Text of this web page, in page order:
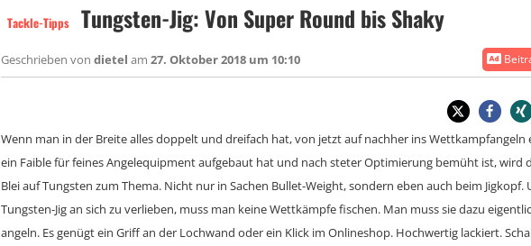
Tackle-Tipps Tungsten-Jig: Von Super Round bis Shaky
Geschrieben von dietel am 27. Oktober 2018 um 10:10
Wenn man in der Breite alles doppelt und dreifach hat, von jetzt auf nachher ins Wettkampfangeln
ein Faible für feines Angelequipment aufgebaut hat und nach steter Optimierung bemüht ist, wird
Blei auf Tungsten zum Thema. Nicht nur in Sachen Bullet-Weight, sondern eben auch beim Jigkopf.
Tungsten-Jig an sich zu verlieben, muss man keine Wettkämpfe fischen. Man muss sie dazu
angeln. Es genügt ein Griff an der Lochwand oder ein Klick im Onlineshop. Hochwertig lackiert.